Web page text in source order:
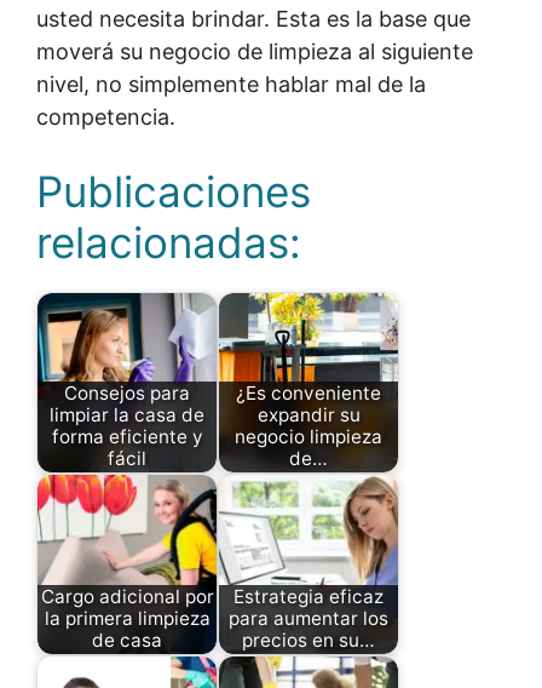
usted necesita brindar. Esta es la base que
moverá su negocio de limpieza al siguiente
nivel, no simplemente hablar mal de la
competencia.
Publicaciones
relacionadas:
Consejos para
limpiar la casa de
forma eficiente y
fácil
¿Es conveniente
expandir su
negocio limpieza
de…
Cargo adicional por
la primera limpieza
de casa
Estrategia eficaz
para aumentar los
precios en su…